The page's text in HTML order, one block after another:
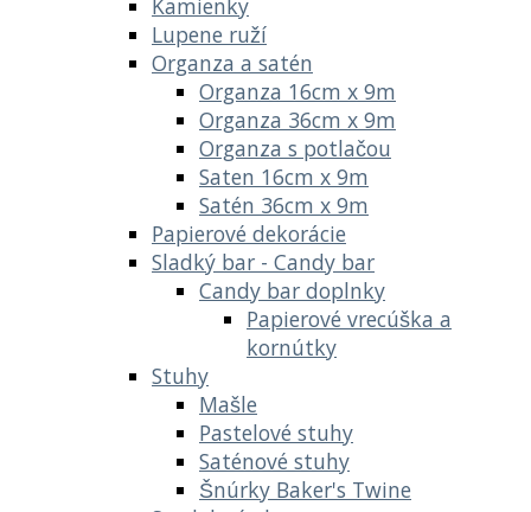
Lupene ruží
Organza a satén
Organza 16cm x 9m
Organza 36cm x 9m
Organza s potlačou
Saten 16cm x 9m
Satén 36cm x 9m
Papierové dekorácie
Sladký bar - Candy bar
Candy bar doplnky
Papierové vrecúška a
kornútky
Stuhy
Mašle
Pastelové stuhy
Saténové stuhy
Šnúrky Baker's Twine